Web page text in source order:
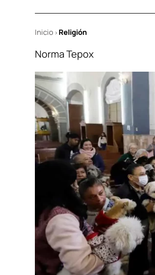
Inicio > Religión
Norma Tepox